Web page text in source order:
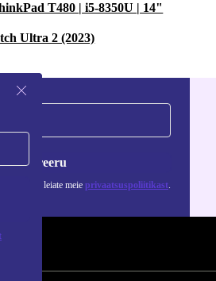
T480 | i5-8350U | 14"
Ultra 2 (2023)
Registreeru
kohta leiate meie privaatsuspoliitikast.